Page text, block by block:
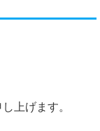
上げます。